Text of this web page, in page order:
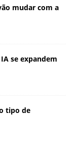
mudar com a
se expandem
tipo de